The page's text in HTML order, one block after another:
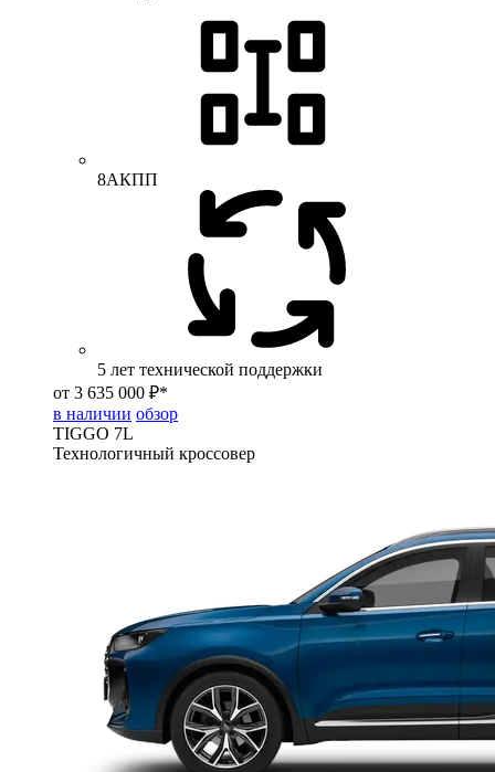
8АКПП
5 лет технической поддержки
от 3 635 000 ₽*
в наличии обзор
TIGGO 7L
Технологичный кроссовер